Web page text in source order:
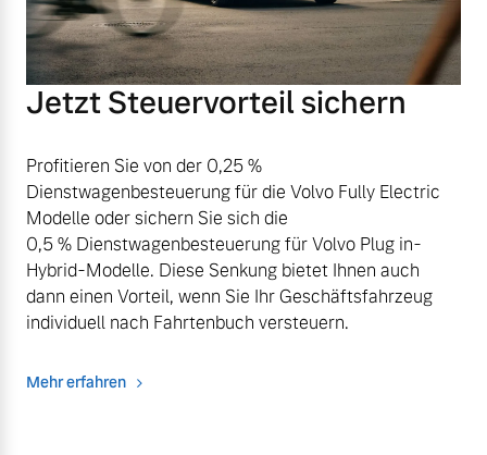
Jetzt Steuervorteil sichern
Profitieren Sie von der 0,25 %
Dienstwagenbesteuerung für die Volvo Fully Electric
Modelle oder sichern Sie sich die
0,5 % Dienstwagenbesteuerung für Volvo Plug in-
Hybrid-Modelle. Diese Senkung bietet Ihnen auch
dann einen Vorteil, wenn Sie Ihr Geschäftsfahrzeug
individuell nach Fahrtenbuch versteuern.
Mehr erfahren